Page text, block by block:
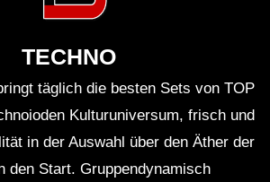
TECHNO
täglich die besten Sets von TOP
Kulturuniversum, frisch und
in der Auswahl über den Äther der
den Start. Gruppendynamisch